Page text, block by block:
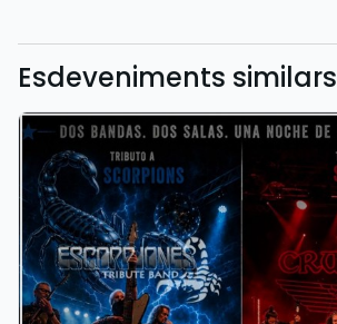
Esdeveniments similars